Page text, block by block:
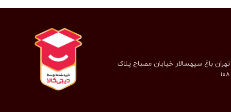
تهران باغ سپهسالار خیابان مصباح پلاک
۱۰۸